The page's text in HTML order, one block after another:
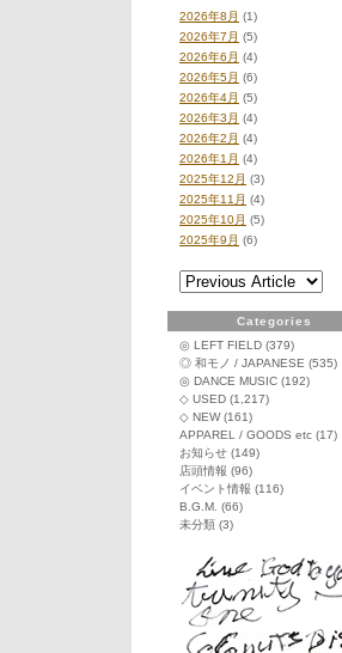
2026年8月 (1)
2026年7月 (5)
2026年6月 (4)
2026年5月 (6)
2026年4月 (5)
2026年3月 (4)
2026年2月 (4)
2026年1月 (4)
2025年12月 (3)
2025年11月 (4)
2025年10月 (5)
2025年9月 (6)
Categories
◎ LEFT FIELD (379)
◎ 和モノ / JAPANESE (535)
◎ DANCE MUSIC (192)
◇ USED (1,217)
◇ NEW(161)
APPAREL / GOODS etc (17)
お知らせ (149)
店頭情報 (96)
イベント情報 (116)
B.G.M. (66)
未分類 (3)